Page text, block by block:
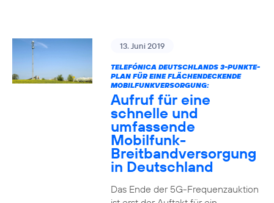
13. Juni 2019
TELEFÓNICA DEUTSCHLANDS 3-PUNKTE-
PLAN FÜR EINE FLÄCHENDECKENDE
MOBILFUNKVERSORGUNG:
Aufruf für eine
schnelle und
umfassende
Mobilfunk-
Breitbandversorgung
in Deutschland
Das Ende der 5G-Frequenzauktion